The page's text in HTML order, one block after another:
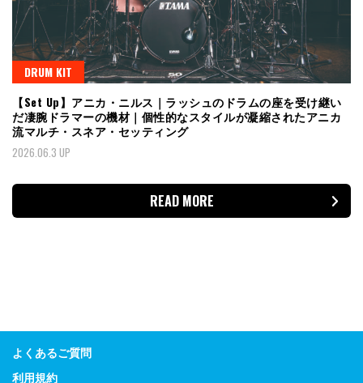
DRUM KIT
【Set Up】アニカ・ニルス｜ラッシュのドラムの座を受け継い
だ凄腕ドラマーの機材｜個性的なスタイルが凝縮されたアニカ
流マルチ・スネア・セッティング
2026.06.3 UP
READ MORE
よくあるご質問
利用規約